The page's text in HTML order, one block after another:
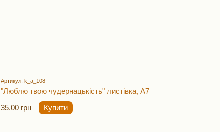
Артикул: k_a_108
"Люблю твою чудернацькість" листівка, А7
35.00 грн
Купити